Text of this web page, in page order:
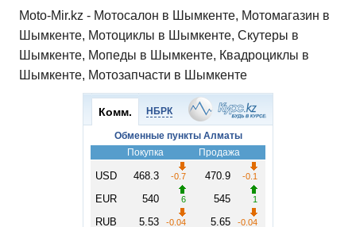
Moto-Mir.kz - Мотосалон в Шымкенте, Мотомагазин в
Шымкенте, Мотоциклы в Шымкенте, Скутеры в
Шымкенте, Мопеды в Шымкенте, Квадроциклы в
Шымкенте, Мотозапчасти в Шымкенте